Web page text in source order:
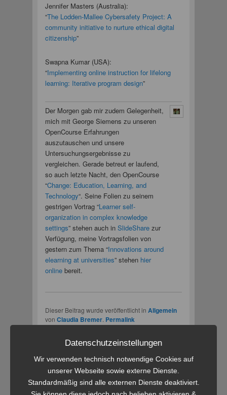
Jennifer Masters (Australia):
“The Lodden-Mallee Cybersafety Project: A
community initiative to nurture ethical digital
citizenship”
Swapna Kumar (USA):
“Implementing online instruction for lifelong
learning: Iterative program design”
Der Morgen gab mir zudem Gelegenheit,
mich mit George Siemens zu unseren
OpenCourse Erfahrungen
auszutauschen und unsere
Untersuchungsergebnisse zu
vergleichen. Gerade betreut er laufend,
so auch letzte Nacht, den OpenCourse
“Change: Education, Learning, and
Technology“. Seine Folien zu seinem
gestrigen Vortrag “Learner self-
organization in complex knowledge
settings” stehen auch in SlideSharezur
Verfügung, meine Vortragsfolien von
gestern zum Thema “Innovations around
elearning at universities” stehen hier
onlinebereit.
Dieser Beitrag wurde veröffentlicht in Allgemein
von Claudia Bremer. Permalink
Über Claudia Bremer
Claudia Bremer, eLearning, Goethe-
Universität Frankfurt
Datenschutzeinstellungen
Wir verwenden technisch notwendige Cookies auf
unserer Webseite sowie externe Dienste.
Standardmäßig sind alle externen Dienste deaktiviert.